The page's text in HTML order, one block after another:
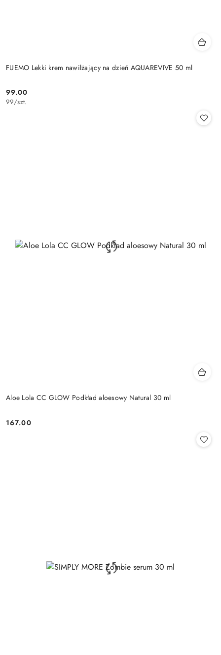
FUEMO Lekki krem nawilżający na dzień AQUAREVIVE 50 ml
Cena:
99.00
99/szt.
Aloe Lola CC GLOW Podkład aloesowy Natural 30 ml
Cena:
167.00